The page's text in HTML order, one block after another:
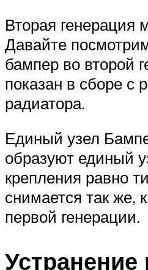
Вторая генерация
Давайте
бампер во второй
показан в сборе с
радиатора.
Единый узел
образуют единый
крепления равно
снимается так же,
первой генерации.